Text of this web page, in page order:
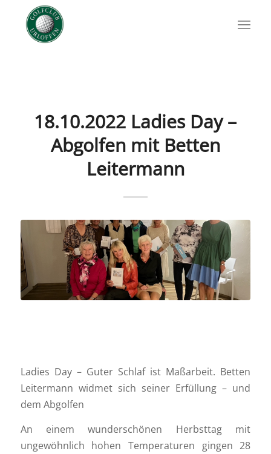
18.10.2022 Ladies Day –
Abgolfen mit Betten
Leitermann
Ladies Day – Guter Schlaf ist Maßarbeit. Betten
Leitermann widmet sich seiner Erfüllung – und
dem Abgolfen
An einem wunderschönen Herbsttag mit
ungewöhnlich hohen Temperaturen gingen 28